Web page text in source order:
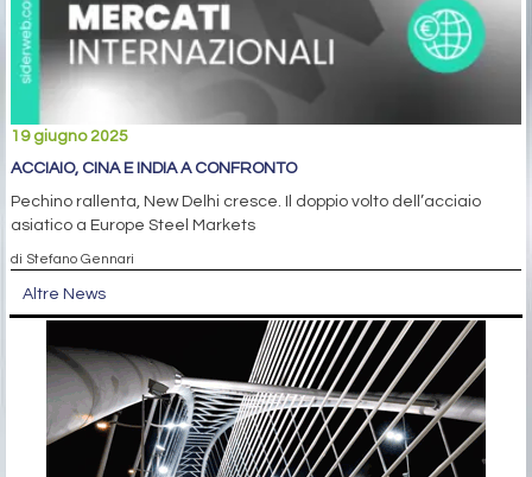
19 giugno 2025
ACCIAIO, CINA E INDIA A CONFRONTO
Pechino rallenta, New Delhi cresce. Il doppio volto dell’acciaio
asiatico a Europe Steel Markets
di Stefano Gennari
Altre News